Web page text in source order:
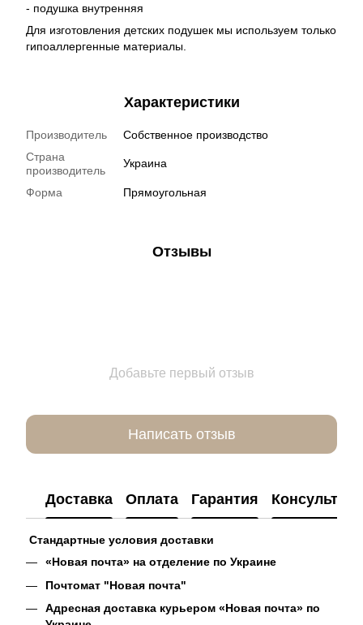
- подушка внутренняя
Для изготовления детских подушек мы используем только
гипоаллергенные материалы.
Характеристики
Производитель
Собственное производство
Страна
производитель
Украина
Форма Прямоугольная
Отзывы
Добавьте первый отзыв
Написать отзыв
Доставка Оплата Гарантия
Стандартные условия доставки
«Новая почта» на отделение по Украине
Почтомат "Новая почта"
Адресная доставка курьером «Новая почта» по